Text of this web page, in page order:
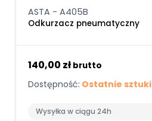
ASTA - A405B
Odkurzacz pneumatyczny
140,00 zł brutto
Dostępność: Ostatnie sztuki
Wysyłka w ciągu 24h